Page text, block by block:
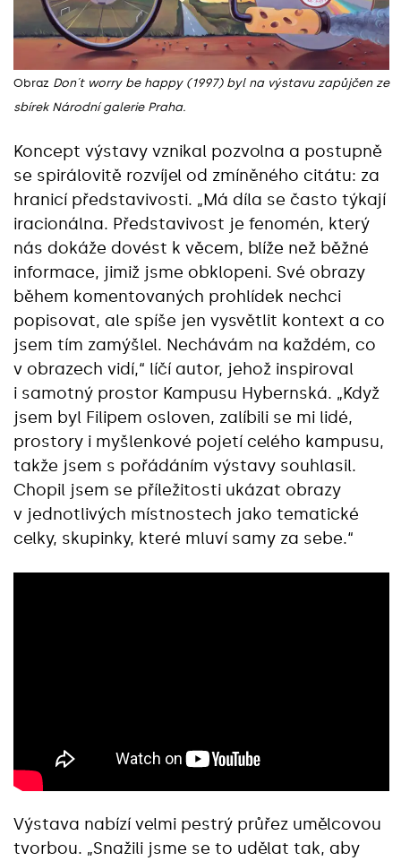
Obraz Don´t worry be happy (1997) byl na výstavu zapůjčen ze
sbírek Národní galerie Praha.
Koncept výstavy vznikal pozvolna a postupně
se spirálovitě rozvíjel od zmíněného citátu: za
hranicí představivosti. „Má díla se často týkají
iracionálna. Představivost je fenomén, který
nás dokáže dovést k věcem, blíže než běžné
informace, jimiž jsme obklopeni. Své obrazy
během komentovaných prohlídek nechci
popisovat, ale spíše jen vysvětlit kontext a co
jsem tím zamýšlel. Nechávám na každém, co
v obrazech vidí,“ líčí autor, jehož inspiroval
i samotný prostor Kampusu Hybernská. „Když
jsem byl Filipem osloven, zalíbili se mi lidé,
prostory i myšlenkové pojetí celého kampusu,
takže jsem s pořádáním výstavy souhlasil.
Chopil jsem se příležitosti ukázat obrazy
v jednotlivých místnostech jako tematické
celky, skupinky, které mluví samy za sebe.“
Výstava nabízí velmi pestrý průřez umělcovou
tvorbou. „Snažili jsme se to udělat tak, aby